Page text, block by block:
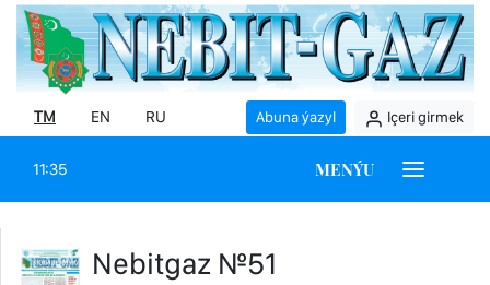
TM EN RU Abuna ýazyl Içeri girmek
11:35 MENÝU
Nebitgaz №51